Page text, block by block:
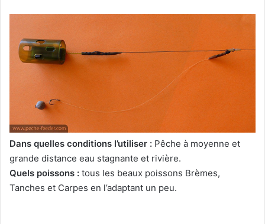
Dans quelles conditions l’utiliser : Pêche à moyenne et
grande distance eau stagnante et rivière.
Quels poissons : tous les beaux poissons Brèmes,
Tanches et Carpes en l’adaptant un peu.